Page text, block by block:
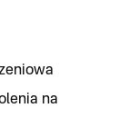
na